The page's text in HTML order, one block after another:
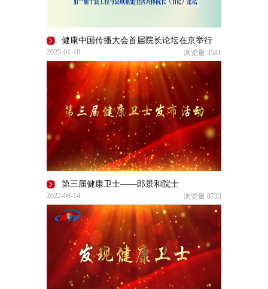
健康中国传播大会首届院长论坛在京举行
2025-01-18 浏览量 3581
第三届健康卫士——郎景和院士
2022-08-14 浏览量 8733